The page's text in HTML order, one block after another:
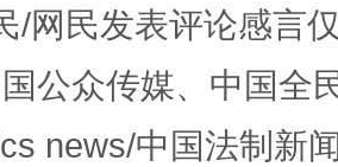
/网民发表评论感言
公众传媒、中国全
news/中国法制新